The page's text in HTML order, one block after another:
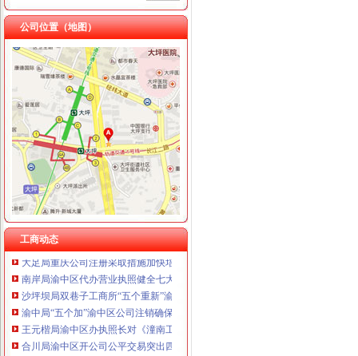
重庆宝鹰汽车销售有限公司
公司位置（地图）
工商动态
工商动态
铜梁局五个到位贯彻落实市渝中区公司注册第三次代会精
彭水局渝中区开公司采取三项措施积应对突发事件
南岸局四公里所采取四项措施平抑市渝中区办执照场物价取得良好成效
秀山局渝中区代办营业执照六措施狠抓安全稳定工作确保代会胜利召开
高新园局渝中区工商代办采取五条措施认真落实就业和再就业优惠政策
市渝中区代办执照局副局长李明富一行到酉局宣布人事任免决定
梁平局“三进村”渝中区办执照服务人民群众
大足局重庆公司注册采取措施加快培育著名商标
南岸局渝中区代办营业执照健全七大执法监督工作机制
沙坪坝局双巷子工商所“五个重新”渝中区公司注销化农贸市场监管
渝中局“五个加”渝中区公司注销确保“五一”节食品安全
王元楷局渝中区办执照长对《潼南工商大力发展农村经纪人架起农民致富金桥
合川局渝中区开公司公平交易突出四个方面化业务工作
南川局“四式”渝中区工商代办培训法提高培训效果